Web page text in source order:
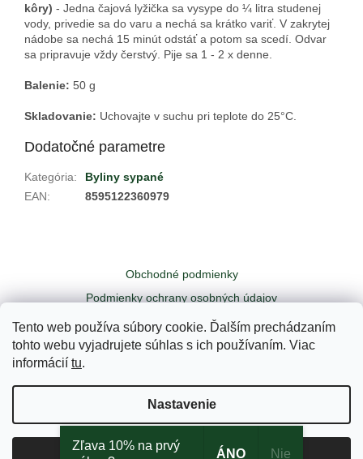
Tento web používa súbory cookie. Ďalším prechádzaním
tohto webu vyjadrujete súhlas s ich používaním. Viac
informácií tu.
Nastavenie
Súhlasím
kôry) - Jedna čajová lyžička sa vysype do ¼ litra studenej
vody, privedie sa do varu a nechá sa krátko variť. V zakrytej
nádobe sa nechá 15 minút odstáť a potom sa scedí. Odvar
sa pripravuje vždy čerstvý. Pije sa 1 - 2 x denne.
Balenie: 50 g
Skladovanie: Uchovajte v suchu pri teplote do 25°C.
Dodatočné parametre
Kategória:
Byliny sypané
EAN: 8595122360979
ä
Obchodné podmienky
Podmienky ochrany osobných údajov
Odstúpiť od zmluvy tu
Kontakty
Copyright 2026Yogi - Váš čajový obchodík
Zľava 10% na prvý
ÁNO Nie